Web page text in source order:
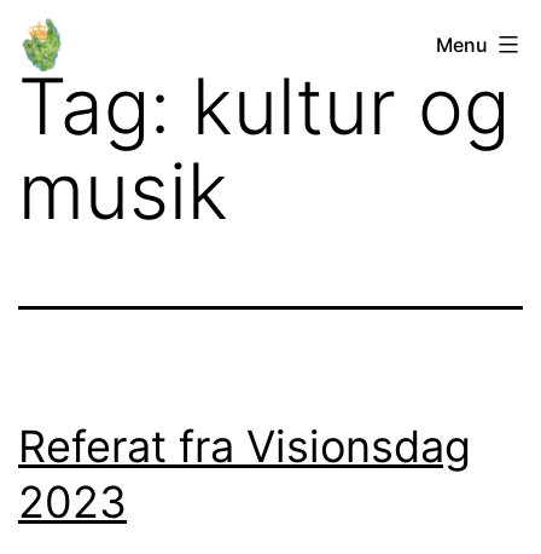
Fortsæt
indhold
Orø
Lokalforum
Menu
Tag: kultur og
musik
Referat fra Visionsdag
2023